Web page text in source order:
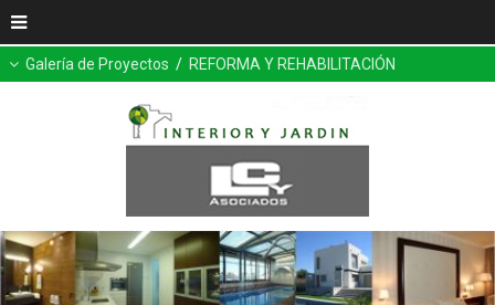
Galería de Proyectos / REFORMA Y REHABILITACIÓN